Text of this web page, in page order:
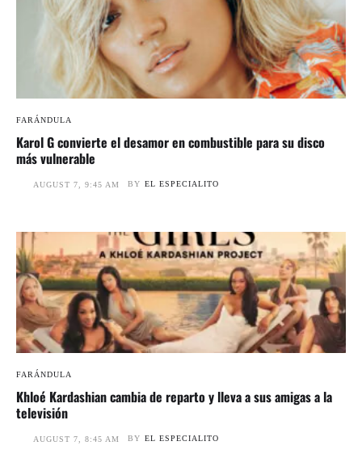
FARÁNDULA
Karol G convierte el desamor en combustible para su disco
más vulnerable
AUGUST 7, 9:45 AM BY EL ESPECIALITO
FARÁNDULA
Khloé Kardashian cambia de reparto y lleva a sus amigas a la
televisión
AUGUST 7, 8:45 AM BY EL ESPECIALITO